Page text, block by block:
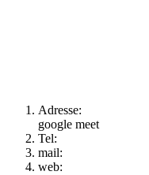
Adresse:
google meet
Tel:
mail:
web: